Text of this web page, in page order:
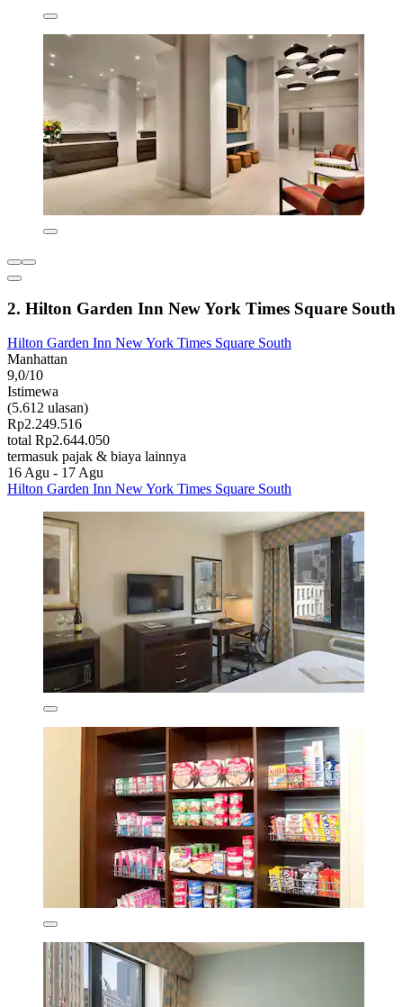
2. Hilton Garden Inn New York Times Square South
Hilton Garden Inn New York Times Square South
Manhattan
9,0/10
Istimewa
(5.612 ulasan)
Rp2.249.516
total Rp2.644.050
termasuk pajak & biaya lainnya
16 Agu - 17 Agu
Hilton Garden Inn New York Times Square South